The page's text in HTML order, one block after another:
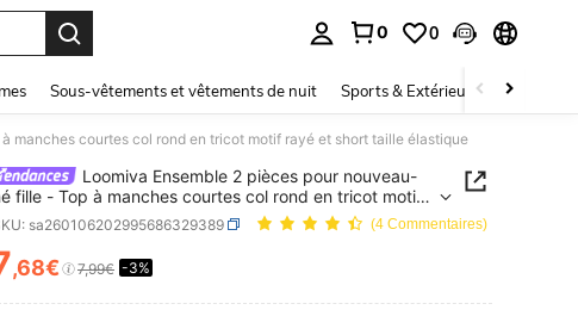
0 0
Sous-vêtements et vêtements de nuit Sports & Extérieur Enfants
manches courtes col rond en tricot motif rayé et short taille élastique
Loomiva Ensemble 2 pièces pour nouveau-
fille - Top à manches courtes col rond en tricot motif
et short taille élastique
sa260106202995686329389 (4 Commentaires)
AND AVAILABILITY
,68€ 7,99€ -3%